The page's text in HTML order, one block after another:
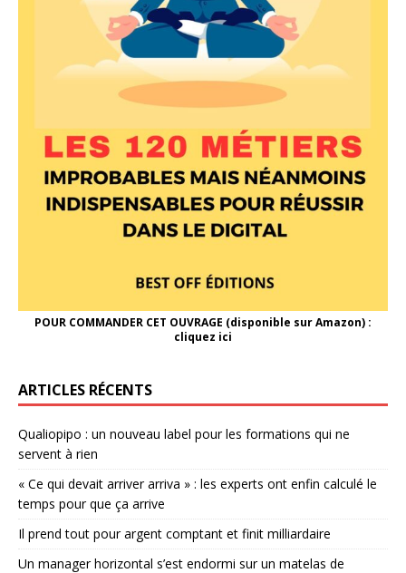
POUR COMMANDER CET OUVRAGE (disponible sur Amazon) :
cliquez ici
ARTICLES RÉCENTS
Qualiopipo : un nouveau label pour les formations qui ne
servent à rien
« Ce qui devait arriver arriva » : les experts ont enfin calculé le
temps pour que ça arrive
Il prend tout pour argent comptant et finit milliardaire
Un manager horizontal s’est endormi sur un matelas de